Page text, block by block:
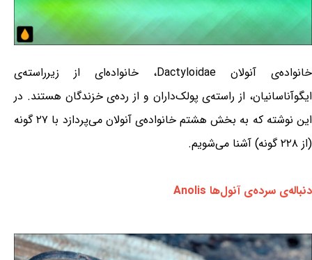
خانواده‌ی آنولان Dactyloidae، خانواده‌ای از زیرراسته‌ی
ایگوآناسانیان، از راسته‌ی پولک‌داران و از رده‌ی خزندگان هستند. در
این نوشته که به بخش هشتم خانواده‌ی آنولان می‌پردازد با ۲۷ گونه
(از ۲۲۸ گونه) آشنا می‌شویم.
دنباله‌ی سرده‌ی آنول‌ها Anolis